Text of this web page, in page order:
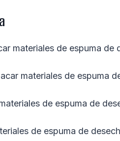
materiales de espuma
materiales de espuma
de espuma de
de espuma de